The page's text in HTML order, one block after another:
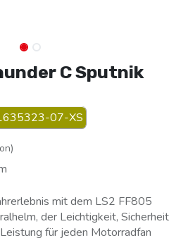
C Sputnik
07-XS
mit dem LS2 FF805
der Leichtigkeit, Sicherheit
für jeden Motorradfan